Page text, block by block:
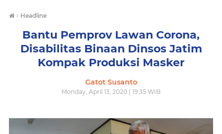
› Headline
Bantu Pemprov Lawan Corona,
Disabilitas Binaan Dinsos Jatim
Kompak Produksi Masker
Gatot Susanto
Monday, April 13, 2020 | 19:35 WIB